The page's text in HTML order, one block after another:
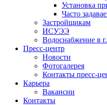
Установка
Часто
Застройщикам
ИСУЭЭ
Водоснабжение в
Пресс-центр
Новости
Фотогалерея
Контакты пресс-
Карьера
Вакансии
Контакты